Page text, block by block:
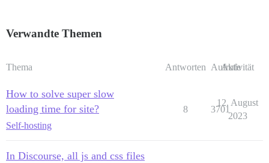
Verwandte Themen
Thema Antworten Aufrufe
Aktivität
How to solve super slow
loading time for site?
Self-hosting
8 3701
12. August
2023
In Discourse, all js and css files